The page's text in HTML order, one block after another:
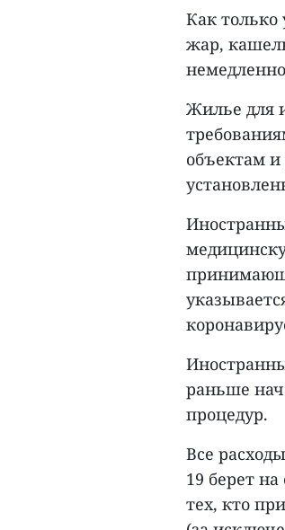
Как только
жар,
Жилье для
объектам
раньше
процедур.
Все
19 берет
тех, кто